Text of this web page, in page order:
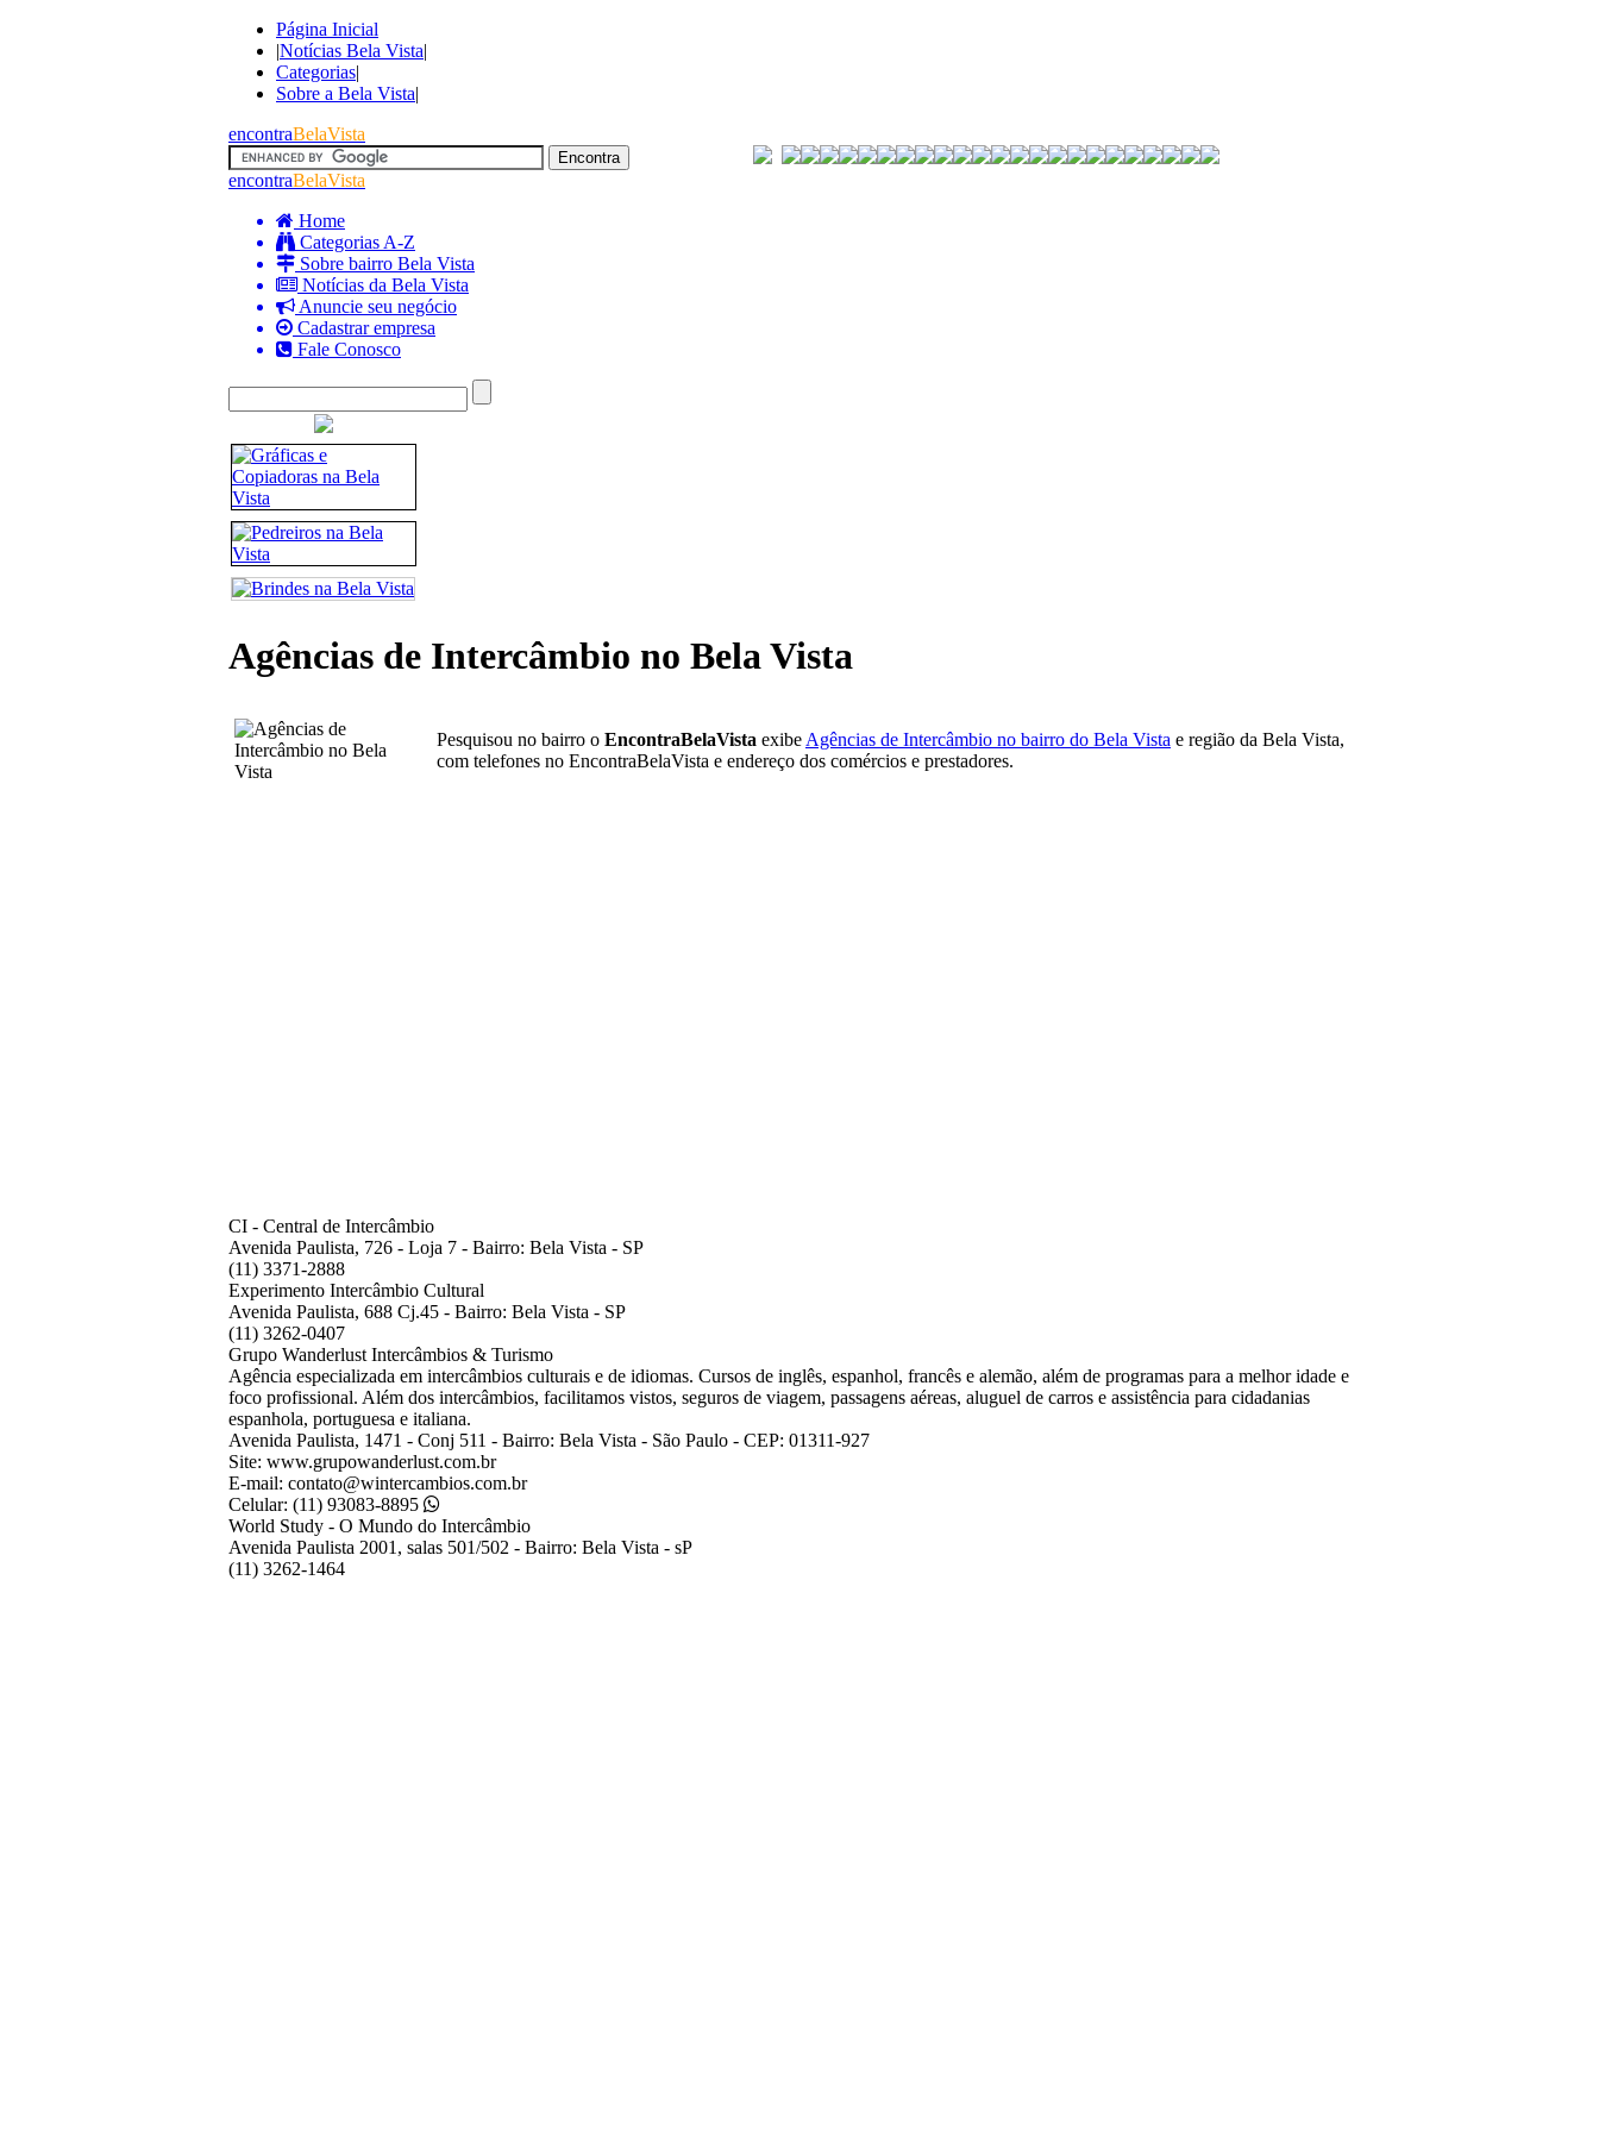
Página Inicial
|Notícias Bela Vista|
Categorias|
Sobre a Bela Vista|
encontraBelaVista
encontraBelaVista
Home
Categorias A-Z
Sobre bairro Bela Vista
Notícias da Bela Vista
Anuncie seu negócio
Cadastrar empresa
Fale Conosco
Agências de Intercâmbio no Bela Vista
Pesquisou no bairro o EncontraBelaVista exibe Agências de Intercâmbio no bairro do Bela Vista e região da Bela Vista,
com telefones no EncontraBelaVista e endereço dos comércios e prestadores.
CI - Central de Intercâmbio
Avenida Paulista, 726 - Loja 7 - Bairro: Bela Vista - SP
(11) 3371-2888
Experimento Intercâmbio Cultural
Avenida Paulista, 688 Cj.45 - Bairro: Bela Vista - SP
(11) 3262-0407
Grupo Wanderlust Intercâmbios & Turismo
Agência especializada em intercâmbios culturais e de idiomas. Cursos de inglês, espanhol, francês e alemão, além de programas para a melhor idade e
foco profissional. Além dos intercâmbios, facilitamos vistos, seguros de viagem, passagens aéreas, aluguel de carros e assistência para cidadanias
espanhola, portuguesa e italiana.
Avenida Paulista, 1471 - Conj 511 - Bairro: Bela Vista - São Paulo - CEP: 01311-927
Site: www.grupowanderlust.com.br
E-mail: contato@wintercambios.com.br
Celular: (11) 93083-8895
World Study - O Mundo do Intercâmbio
Avenida Paulista 2001, salas 501/502 - Bairro: Bela Vista - sP
(11) 3262-1464